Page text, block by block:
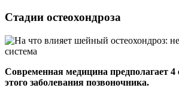
Стадии остеохондроза
Современная медицина предполагает 4
этого заболевания позвоночника.